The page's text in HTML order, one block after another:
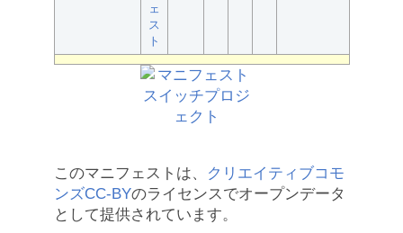
ェ
ス
ト
このマニフェストは、
クリエイティブコモ
ンズCC-BYのライセンスでオープンデータ
として提供されています。